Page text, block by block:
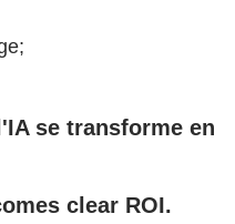
se transforme en
clear ROI.